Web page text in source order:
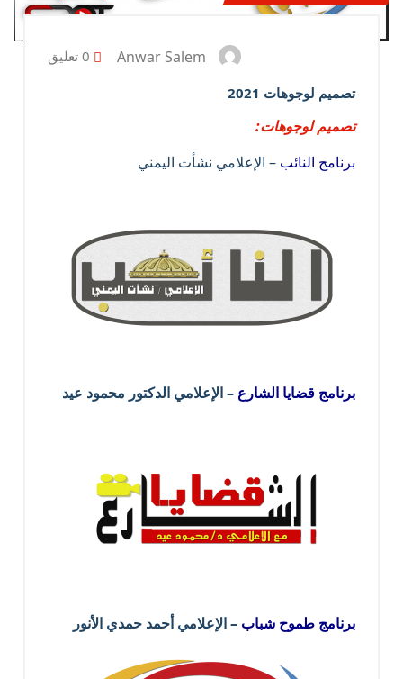
Anwar Salem 0 تعليق
تصميم لوجوهات 2021
تصميم لوجوهات:
برنامج النائب– الإعلامي نشأت اليمني
برنامج قضايا الشارع– الإعلامي الدكتور محمود عيد
برنامج طموح شباب– الإعلامي أحمد حمدي الأنور